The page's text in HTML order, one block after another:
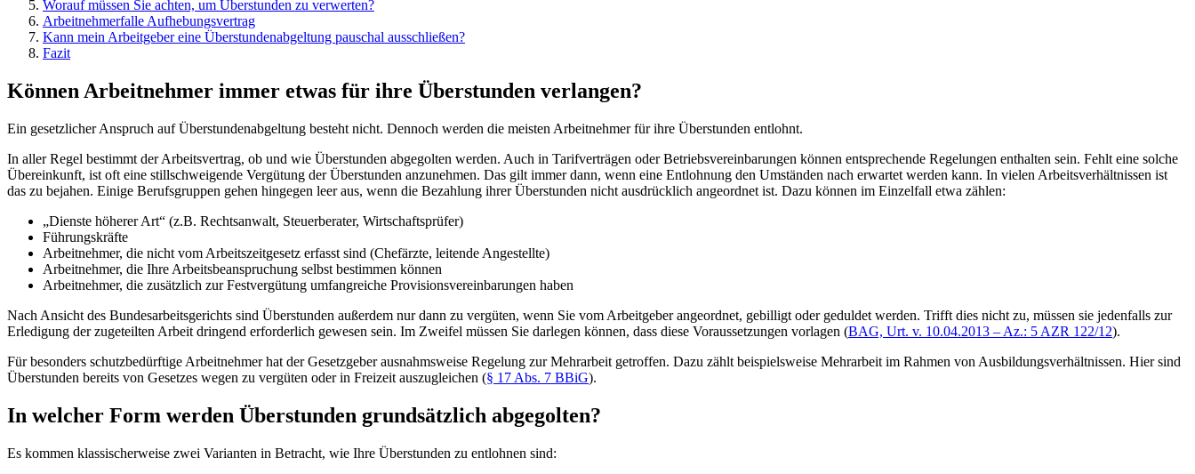
Worauf müssen Sie achten, um Überstunden zu verwerten?
Arbeitnehmerfalle Aufhebungsvertrag
Kann mein Arbeitgeber eine Überstundenabgeltung pauschal ausschließen?
Fazit
Können Arbeitnehmer immer etwas für ihre Überstunden verlangen?
Ein gesetzlicher Anspruch auf Überstundenabgeltung besteht nicht. Dennoch werden die meisten Arbeitnehmer für ihre Überstunden entlohnt.
In aller Regel bestimmt der Arbeitsvertrag, ob und wie Überstunden abgegolten werden. Auch in Tarifverträgen oder Betriebsvereinbarungen können entsprechende Regelungen enthalten sein. Fehlt eine solche
Übereinkunft, ist oft eine stillschweigende Vergütung der Überstunden anzunehmen. Das gilt immer dann, wenn eine Entlohnung den Umständen nach erwartet werden kann. In vielen Arbeitsverhältnissen ist
das zu bejahen. Einige Berufsgruppen gehen hingegen leer aus, wenn die Bezahlung ihrer Überstunden nicht ausdrücklich angeordnet ist. Dazu können im Einzelfall etwa zählen:
„Dienste höherer Art“ (z.B. Rechtsanwalt, Steuerberater, Wirtschaftsprüfer)
Führungskräfte
Arbeitnehmer, die nicht vom Arbeitszeitgesetz erfasst sind (Chefärzte, leitende Angestellte)
Arbeitnehmer, die Ihre Arbeitsbeanspruchung selbst bestimmen können
Arbeitnehmer, die zusätzlich zur Festvergütung umfangreiche Provisionsvereinbarungen haben
Nach Ansicht des Bundesarbeitsgerichts sind Überstunden außerdem nur dann zu vergüten, wenn Sie vom Arbeitgeber angeordnet, gebilligt oder geduldet werden. Trifft dies nicht zu, müssen sie jedenfalls zur
Erledigung der zugeteilten Arbeit dringend erforderlich gewesen sein. Im Zweifel müssen Sie darlegen können, dass diese Voraussetzungen vorlagen (BAG, Urt. v. 10.04.2013 – Az.: 5 AZR 122/12).
Für besonders schutzbedürftige Arbeitnehmer hat der Gesetzgeber ausnahmsweise Regelung zur Mehrarbeit getroffen. Dazu zählt beispielsweise Mehrarbeit im Rahmen von Ausbildungsverhältnissen. Hier sind
Überstunden bereits von Gesetzes wegen zu vergüten oder in Freizeit auszugleichen (§ 17 Abs. 7 BBiG).
In welcher Form werden Überstunden grundsätzlich abgegolten?
Es kommen klassischerweise zwei Varianten in Betracht, wie Ihre Überstunden zu entlohnen sind: